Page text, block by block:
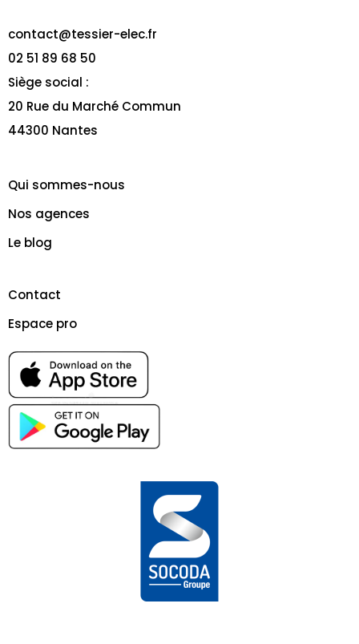
contact@tessier-elec.fr
02 51 89 68 50
Siège social :
20 Rue du Marché Commun
44300 Nantes
Qui sommes-nous
Nos agences
Le blog
Contact
Espace pro